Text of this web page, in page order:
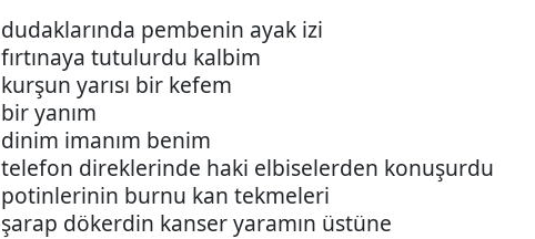
dudaklarında pembenin ayak izi
fırtınaya tutulurdu kalbim
kurşun yarısı bir kefem
bir yanım
dinim imanım benim
telefon direklerinde haki elbiselerden konuşurdu
potinlerinin burnu kan tekmeleri
şarap dökerdin kanser yaramın üstüne